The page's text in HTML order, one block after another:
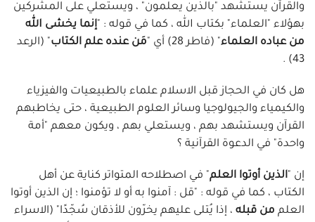
والقرآن يستشهد "بالذين يعلمون" ، ويستعلي على المشركين
بهؤلاء "العلماء" بكتاب الله ، كما في قوله : "إنما يخشى الله
من عباده العلماء" (فاطر 28) أي " مَن عنده علم الكتاب" (الرعد
43) .
هل كان في الحجاز قبل الاسلام علماء بالطبيعيات والفيزياء
والكيمياء والجيولوجيا وسائر العلوم الطبيعية ، حتى يخاطبهم
القرآن ويستشهد بهم ، ويستعلي بهم ، ويكون معهم "أمة
واحدة" في الدعوة القرآنية ؟
إن "الذين أوتوا العلم" في اصطلاحه المتواتر كناية عن أهل
الكتاب ، كما في قوله : "قل : آمنوا به أو لا تؤمنوا ؛ إن الذين أوتوا
العلم من قبله ، إذا يُتلى عليهم يخرّون للأذقان سُجّدًا" (الاسراء